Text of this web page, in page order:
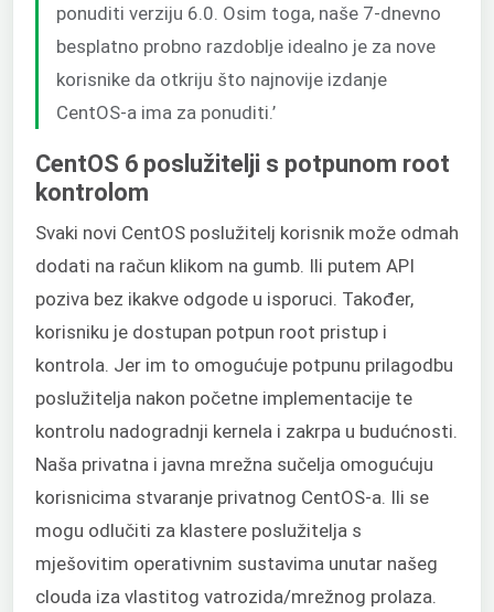
ponuditi verziju 6.0. Osim toga, naše 7-dnevno
besplatno probno razdoblje idealno je za nove
korisnike da otkriju što najnovije izdanje
CentOS-a ima za ponuditi.’
CentOS 6 poslužitelji s potpunom root
kontrolom
Svaki novi CentOS poslužitelj korisnik može odmah
dodati na račun klikom na gumb. Ili putem API
poziva bez ikakve odgode u isporuci. Također,
korisniku je dostupan potpun root pristup i
kontrola. Jer im to omogućuje potpunu prilagodbu
poslužitelja nakon početne implementacije te
kontrolu nadogradnji kernela i zakrpa u budućnosti.
Naša privatna i javna mrežna sučelja omogućuju
korisnicima stvaranje privatnog CentOS-a. Ili se
mogu odlučiti za klastere poslužitelja s
mješovitim operativnim sustavima unutar našeg
clouda iza vlastitog vatrozida/mrežnog prolaza.